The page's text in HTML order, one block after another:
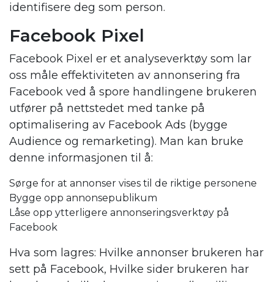
identifisere deg som person.
Facebook Pixel
Facebook Pixel er et analyseverktøy som lar
oss måle effektiviteten av annonsering fra
Facebook ved å spore handlingene brukeren
utfører på nettstedet med tanke på
optimalisering av Facebook Ads (bygge
Audience og remarketing). Man kan bruke
denne informasjonen til å:
Sørge for at annonser vises til de riktige personene
Bygge opp annonsepublikum
Låse opp ytterligere annonseringsverktøy på
Facebook
Hva som lagres: Hvilke annonser brukeren har
sett på Facebook, Hvilke sider brukeren har